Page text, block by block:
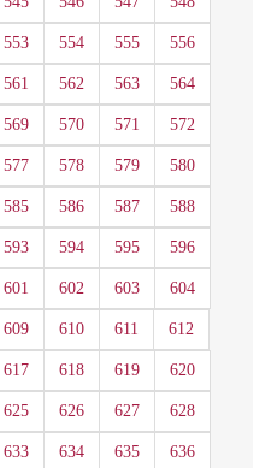
553 554 555 556
561 562 563 564
569 570 571 572
577 578 579 580
585 586 587 588
593 594 595 596
601 602 603 604
609 610 611 612
617 618 619 620
625 626 627 628
633 634 635 636